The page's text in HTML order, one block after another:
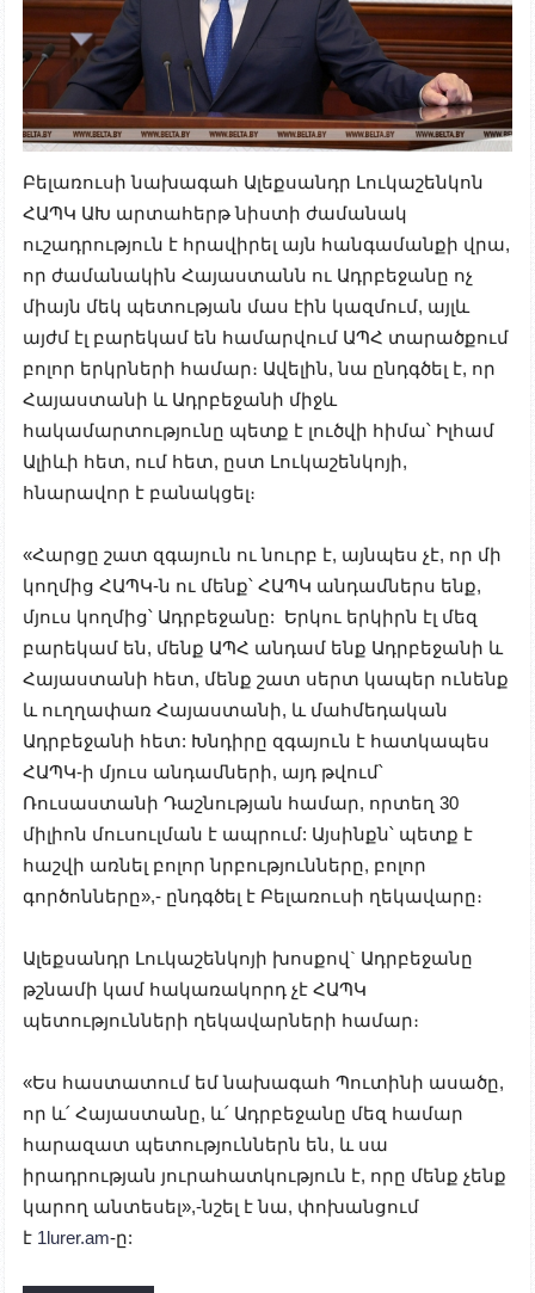
Բելառուսի նախագահ Ալեքսանդր Լուկաշենկոն
ՀԱՊԿ ԱԽ արտահերթ նիստի ժամանակ
ուշադրություն է հրավիրել այն հանգամանքի վրա,
որ ժամանակին Հայաստանն ու Ադրբեջանը ոչ
միայն մեկ պետության մաս էին կազմում, այլև
այժմ էլ բարեկամ են համարվում ԱՊՀ տարածքում
բոլոր երկրների համար։ Ավելին, նա ընդգծել է, որ
Հայաստանի և Ադրբեջանի միջև
հակամարտությունը պետք է լուծվի հիմա՝ Իլհամ
Ալիևի հետ, ում հետ, ըստ Լուկաշենկոյի,
հնարավոր է բանակցել։
«Հարցը շատ զգայուն ու նուրբ է, այնպես չէ, որ մի
կողմից ՀԱՊԿ-ն ու մենք՝ ՀԱՊԿ անդամներս ենք,
մյուս կողմից՝ Ադրբեջանը: Երկու երկիրն էլ մեզ
բարեկամ են, մենք ԱՊՀ անդամ ենք Ադրբեջանի և
Հայաստանի հետ, մենք շատ սերտ կապեր ունենք
և ուղղափառ Հայաստանի, և մահմեդական
Ադրբեջանի հետ: Խնդիրը զգայուն է հատկապես
ՀԱՊԿ-ի մյուս անդամների, այդ թվում՝
Ռուսաստանի Դաշնության համար, որտեղ 30
միլիոն մուսուլման է ապրում: Այսինքն՝ պետք է
հաշվի առնել բոլոր նրբությունները, բոլոր
գործոնները»,- ընդգծել է Բելառուսի ղեկավարը։
Ալեքսանդր Լուկաշենկոյի խոսքով` Ադրբեջանը
թշնամի կամ հակառակորդ չէ ՀԱՊԿ
պետությունների ղեկավարների համար։
«Ես հաստատում եմ նախագահ Պուտինի ասածը,
որ և՛ Հայաստանը, և՛ Ադրբեջանը մեզ համար
հարազատ պետություններն են, և սա
իրադրության յուրահատկություն է, որը մենք չենք
կարող անտեսել»,-նշել է նա, փոխանցում
է 1lurer.am-ը: